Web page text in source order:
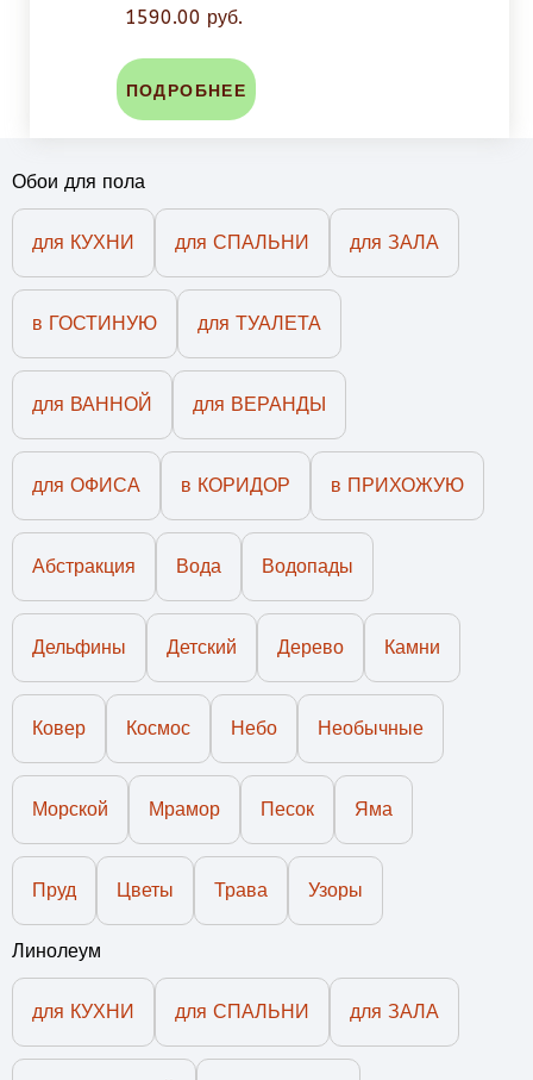
1590.00 руб.
ПОДРОБНЕЕ
Обои для пола
для КУХНИ для СПАЛЬНИ для ЗАЛА
в ГОСТИНУЮ для ТУАЛЕТА
для ВАННОЙ для ВЕРАНДЫ
для ОФИСА в КОРИДОР в ПРИХОЖУЮ
Абстракция Вода Водопады
Дельфины Детский Дерево Камни
Ковер Космос Небо Необычные
Морской Мрамор Песок Яма
Пруд Цветы Трава Узоры
Линолеум
для КУХНИ для СПАЛЬНИ для ЗАЛА